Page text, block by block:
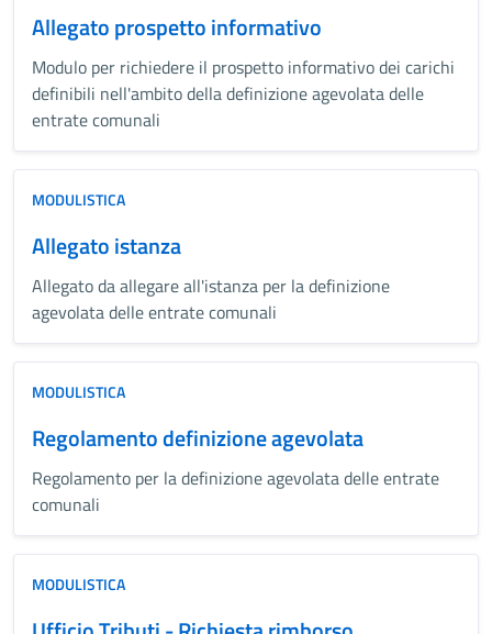
Allegato prospetto informativo
Modulo per richiedere il prospetto informativo dei carichi
definibili nell'ambito della definizione agevolata delle
entrate comunali
MODULISTICA
Allegato istanza
Allegato da allegare all'istanza per la definizione
agevolata delle entrate comunali
MODULISTICA
Regolamento definizione agevolata
Regolamento per la definizione agevolata delle entrate
comunali
MODULISTICA